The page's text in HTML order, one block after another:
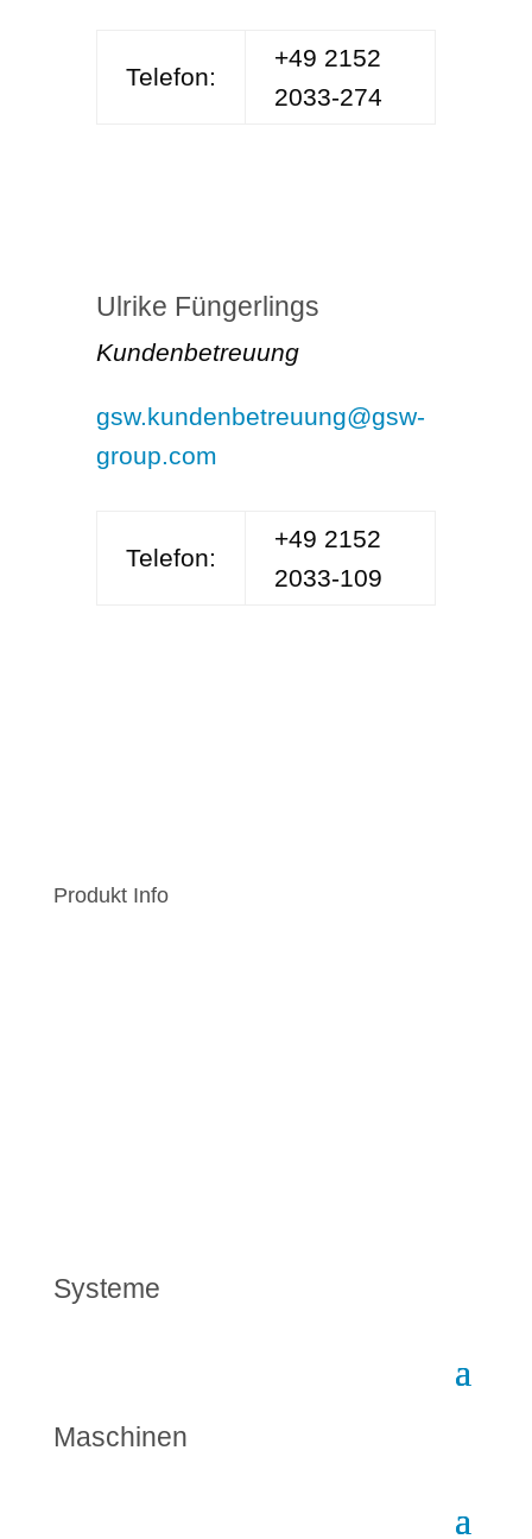
Telefon:
+49 2152
2033-274
Ulrike Füngerlings
Kundenbetreuung
gsw.kundenbetreuung@gsw-
group.com
Telefon:
+49 2152
2033-109
Produkt Info
Systeme
Maschinen